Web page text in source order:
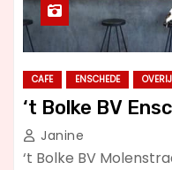
CAFE ENSCHEDE
‘t Bolke BV
Janine
‘t Bolke BV